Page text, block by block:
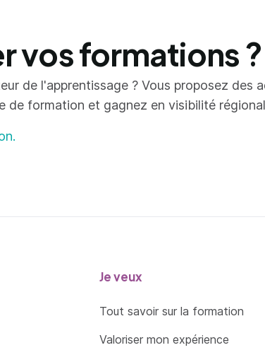
vos formations ?
de l'apprentissage ? Vous proposez des
formation et gagnez en visibilité
Je veux
Tout savoir sur la formation
Valoriser mon expérience